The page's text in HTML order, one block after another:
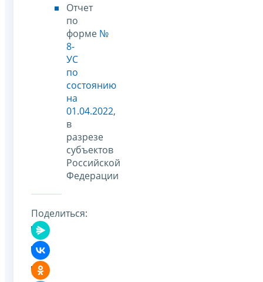
Отчет
по
форме №
8-
УС
по
состоянию
на
01.04.2022,
в
разрезе
субъектов
Российской
Федерации
Поделиться: